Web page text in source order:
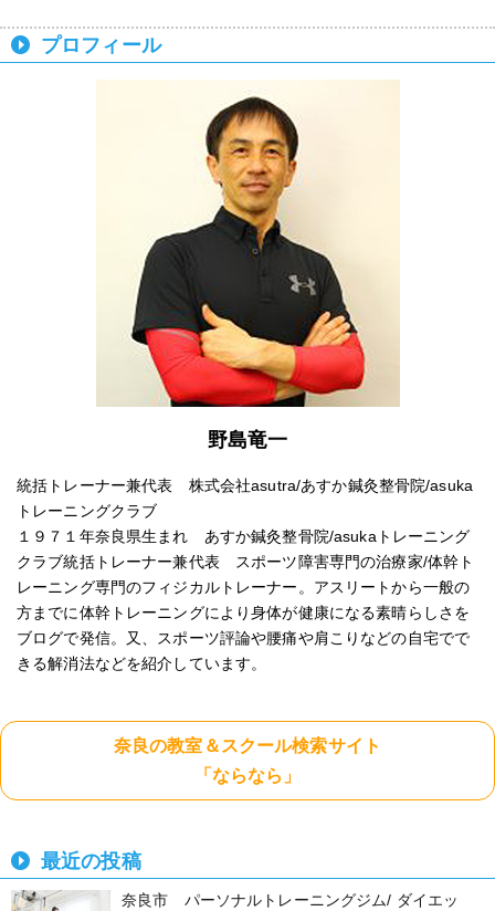
プロフィール
野島竜一
統括トレーナー兼代表 株式会社asutra/あすか鍼灸整骨院/asuka
トレーニングクラブ
１９７１年奈良県生まれ あすか鍼灸整骨院/asukaトレーニング
クラブ統括トレーナー兼代表 スポーツ障害専門の治療家/体幹ト
レーニング専門のフィジカルトレーナー。アスリートから一般の
方までに体幹トレーニングにより身体が健康になる素晴らしさを
ブログで発信。又、スポーツ評論や腰痛や肩こりなどの自宅でで
きる解消法などを紹介しています。
奈良の教室＆スクール検索サイト
「ならなら」
最近の投稿
奈良市 パーソナルトレーニングジム/ ダイエッ